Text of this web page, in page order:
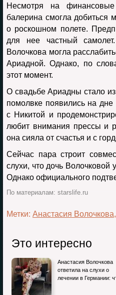
Несмотря на
балерина смогла добиться
о роскошном полете.
для нее частный
Волочкова могла
Ариадной. Однако, по
этот момент.
О свадьбе Ариадны стало
помолвке появились на
с Никитой и
любит внимания прессы и
она сияла от счастья и с
Сейчас пара строит
слухи, что дочь
Однако официального
По материалам: starslife.ru
Метки: Анастасия Волочкова
Это интересно
Анастасия Волочкова
ответила на слухи о
лечении в Германии: